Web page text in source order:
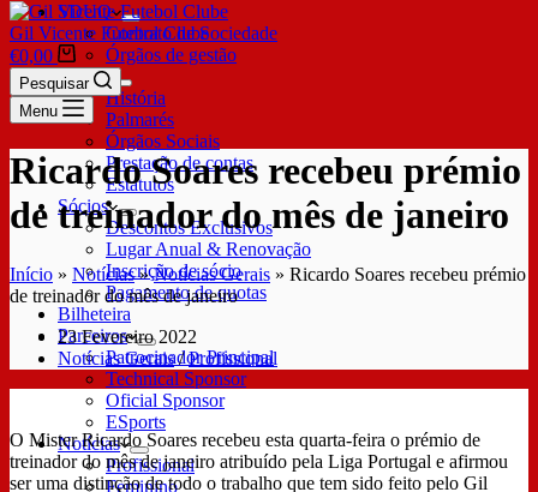
SDUQ
Contrato de Sociedade
Órgãos de gestão
Clube
História
Palmarés
Órgãos Sociais
Prestação de contas
Estatutos
Sócios
Descontos Exclusivos
Lugar Anual & Renovação
Inscrição de sócio
Pagamento de quotas
Bilheteira
Parceiros
Patrocinador Principal
Technical Sponsor
Oficial Sponsor
ESports
Notícias
Profissional
Feminino
Gil Vicente Futebol Clube
€0,00
Pesquisar
Menu
Ricardo Soares recebeu prémio
de treinador do mês de janeiro
Início » Notícias»Notícias Gerais » Ricardo Soares recebeu prémio
de treinador do mês de janeiro
23 Fevereiro 2022
Notícias Gerais/Profissional
O Mister Ricardo Soares recebeu esta quarta-feira o prémio de
treinador do mês de janeiro atribuído pela Liga Portugal e afirmou
ser uma distinção de todo o trabalho que tem sido feito pelo Gil